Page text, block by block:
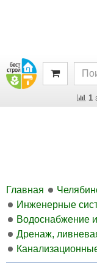
1
Главная
Инженерные
Водоснабжение
Дренаж,